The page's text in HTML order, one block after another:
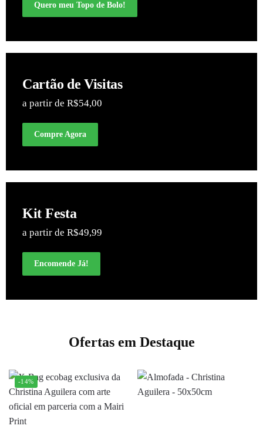
Quero meu Topo de Bolo!
Cartão de Visitas
a partir de R$54,00
Compre Agora
Kit Festa
a partir de R$49,99
Encomende Já!
Ofertas em Destaque
-14%